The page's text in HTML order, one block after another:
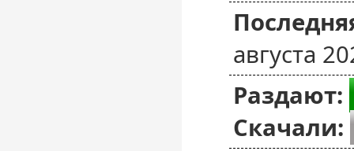
августа
Раздают:
Скачали: